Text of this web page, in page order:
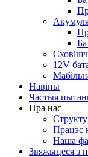
12V
Навіны
Частыя
Пра нас
Працэс
Наша
Звяжыцеся з